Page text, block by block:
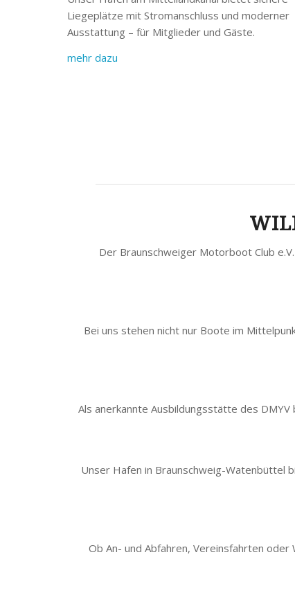
Liegeplätze mit Stromanschluss und moderner
Ausstattung – für Mitglieder und Gäste.
mehr dazu
Der Braunschweiger Motorboot Club
Bei uns stehen nicht nur Boote im
Als anerkannte Ausbildungsstätte des
Unser Hafen in Braunschweig-Watenbüttel
Ob An- und Abfahren, Vereinsfahrten